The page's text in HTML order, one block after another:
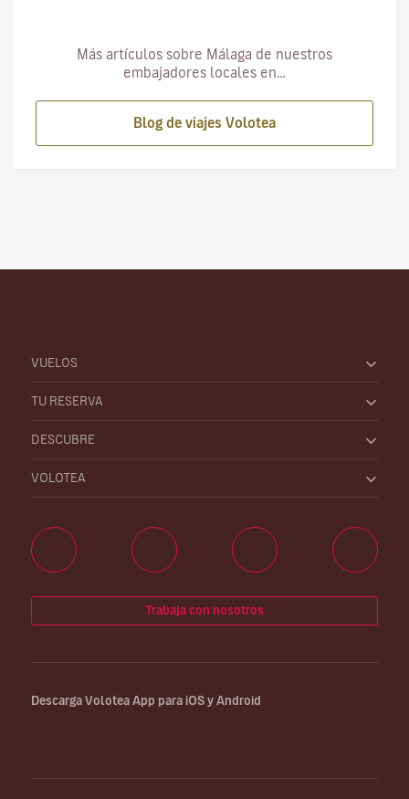
Más artículos sobre Málaga de nuestros
embajadores locales en…
Blog de viajes Volotea
VUELOS
TU RESERVA
DESCUBRE
VOLOTEA
Trabaja con nosotros
Descarga Volotea App para iOS y Android